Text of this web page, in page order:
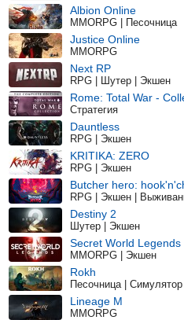
Albion Online
MMORPG | Песочница
Justice Online
MMORPG
Next RP
RPG | Шутер | Экшен
Rome: Total War -
Стратегия
Dauntless
RPG | Экшен
KRITIKA: ZERO
RPG | Экшен
Butcher hero:
RPG | Экшен |
Destiny 2
Шутер | Экшен
Secret World Legends
MMORPG | Экшен
Rokh
Песочница |
Lineage M
MMORPG